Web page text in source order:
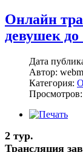
Онлайн
девушек до
Дата
Автор:
Категория:
2 тур.
Трансляция